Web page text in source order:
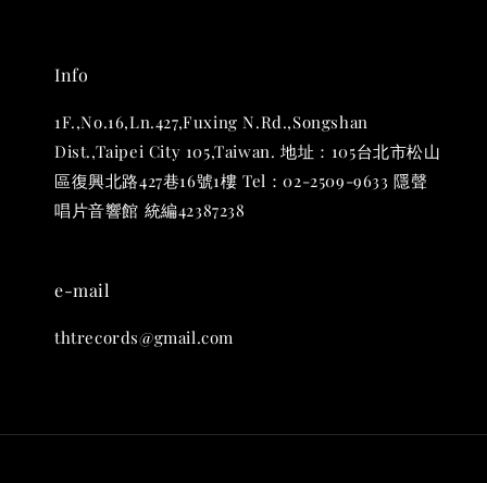
THT 九週年 唱片墊 (2入一組)
NT$ 580
Info
1F.,No.16,Ln.427,Fuxing N.Rd.,Songshan
Dist.,Taipei City 105,Taiwan. 地址：105台北市松山
區復興北路427巷16號1樓 Tel：02-2509-9633 隱聲
唱片音響館 統編42387238
e-mail
thtrecords@gmail.com